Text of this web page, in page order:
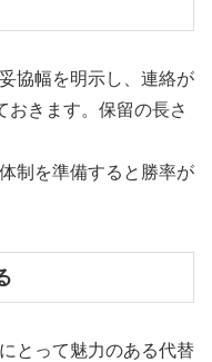
協幅を明示し、連絡が
おきます。保留の長さ
制を準備すると勝率が
とって魅力のある代替